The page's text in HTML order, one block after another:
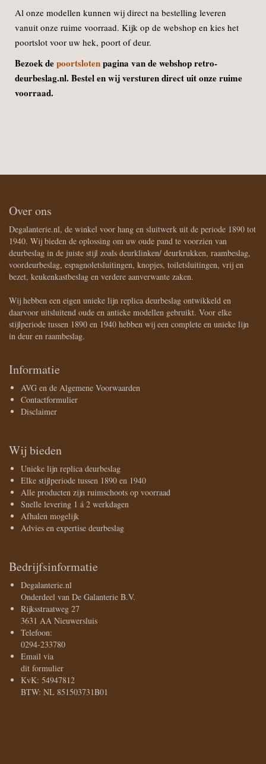
Al onze modellen kunnen wij direct na bestelling leveren
vanuit onze ruime voorraad. Kijk op de webshop en kies het
poortslot voor uw hek, poort of deur.
Bezoek depoortslotenpagina van de webshop retro-
deurbeslag.nl. Bestel en wij versturen direct uit onze ruime
voorraad.
Over ons
Degalanterie.nl, de winkel voor hang en sluitwerk uit de periode 1890 tot
1940. Wij bieden de oplossing om uw oude pand te voorzien van
deurbeslag in de juiste stijl zoals deurklinken/ deurkrukken, raambeslag,
voordeurbeslag, espagnoletsluitingen, knopjes, toiletsluitingen, vrij en
bezet, keukenkastbeslag en verdere aanverwante zaken.
Wij hebben een eigen unieke lijn replica deurbeslag ontwikkeld en
daarvoor uitsluitend oude en antieke modellen gebruikt. Voor elke
stijlperiode tussen 1890 en 1940 hebben wij een complete en unieke lijn
in deur en raambeslag.
Informatie
AVG en de Algemene Voorwaarden
Contactformulier
Disclaimer
Wij bieden
Unieke lijn replica deurbeslag
Elke stijlperiode tussen 1890 en 1940
Alle producten zijn ruimschoots op voorraad
Snelle levering 1 á 2 werkdagen
Afhalen mogelijk
Advies en expertise deurbeslag
Bedrijfsinformatie
Degalanterie.nl
Onderdeel van De Galanterie B.V.
Rijksstraatweg 27
3631 AA Nieuwersluis
Telefoon:
0294-233780
Email via
dit formulier
KvK: 54947812
BTW: NL 851503731B01